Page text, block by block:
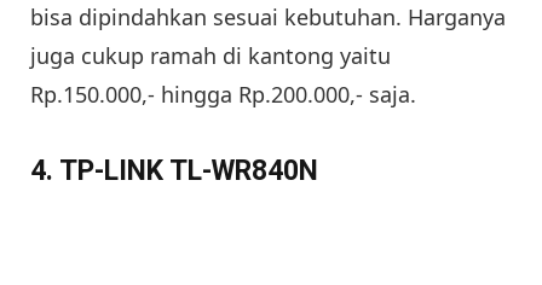
bisa dipindahkan sesuai kebutuhan. Harganya
juga cukup ramah di kantong yaitu
Rp.150.000,- hingga Rp.200.000,- saja.
4. TP-LINK TL-WR840N